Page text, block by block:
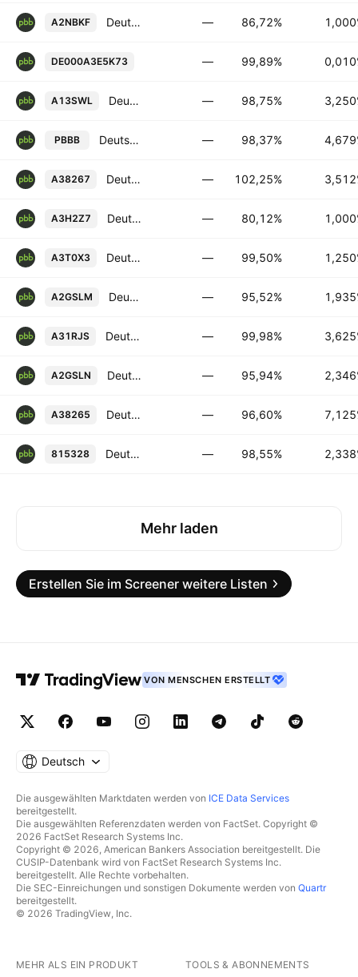
A2NBKF Deutsche Pfandbriefbank AG 1.0% 23-AUG-2029 — 86,72%
DE000A3E5K73 Deutsche Pfandbriefbank AG 0.01%
— 99,89%
A13SWL Deutsche Pfandbriefbank AG 3.25% 31-AUG-2026 — 98,75%
PBBB Deutsche Pfandbriefbank AG 4.679% 28-JUN-2027 — 98,37%
A38267 Deutsche Pfandbriefbank AG FRN 08-SEP-2028 — 102,25%
A3H2Z7 Deutsche Pfandbriefbank AG 1.0% 30-APR-2031 — 80,12%
A3T0X3 Deutsche Pfandbriefbank AG FRN 03-NOV-2026 — 99,50%
A2GSLM Deutsche Pfandbriefbank AG 1.93505% 25-MAY-2028 — 95,52%
A31RJS Deutsche Pfandbriefbank AG 3.625% 13-OCT-2026 — 99,98%
A2GSLN Deutsche Pfandbriefbank AG 2.3464% 25-MAY-2028 — 95,94%
A38265 Deutsche Pfandbriefbank AG 7.125% 04-OCT-2035 — 96,60%
815328 Deutsche Pfandbriefbank AG FRN 13-DEC-2027 — 98,55%
Mehr laden
Erstellen Sie im Screener weitere Listen
VON MENSCHEN ERSTELLT
Deutsch
Die ausgewählten Marktdaten werden von ICE Data Services
bereitgestellt.
Die ausgewählten Referenzdaten werden von FactSet. Copyright ©
2026 FactSet Research Systems Inc.
Copyright © 2026, American Bankers Association bereitgestellt. Die
CUSIP-Datenbank wird von FactSet Research Systems Inc.
bereitgestellt. Alle Rechte vorbehalten.
Die SEC-Einreichungen und sonstigen Dokumente werden von Quartr
bereitgestellt.
© 2026 TradingView, Inc.
MEHR ALS EIN PRODUKT TOOLS & ABONNEMENTS